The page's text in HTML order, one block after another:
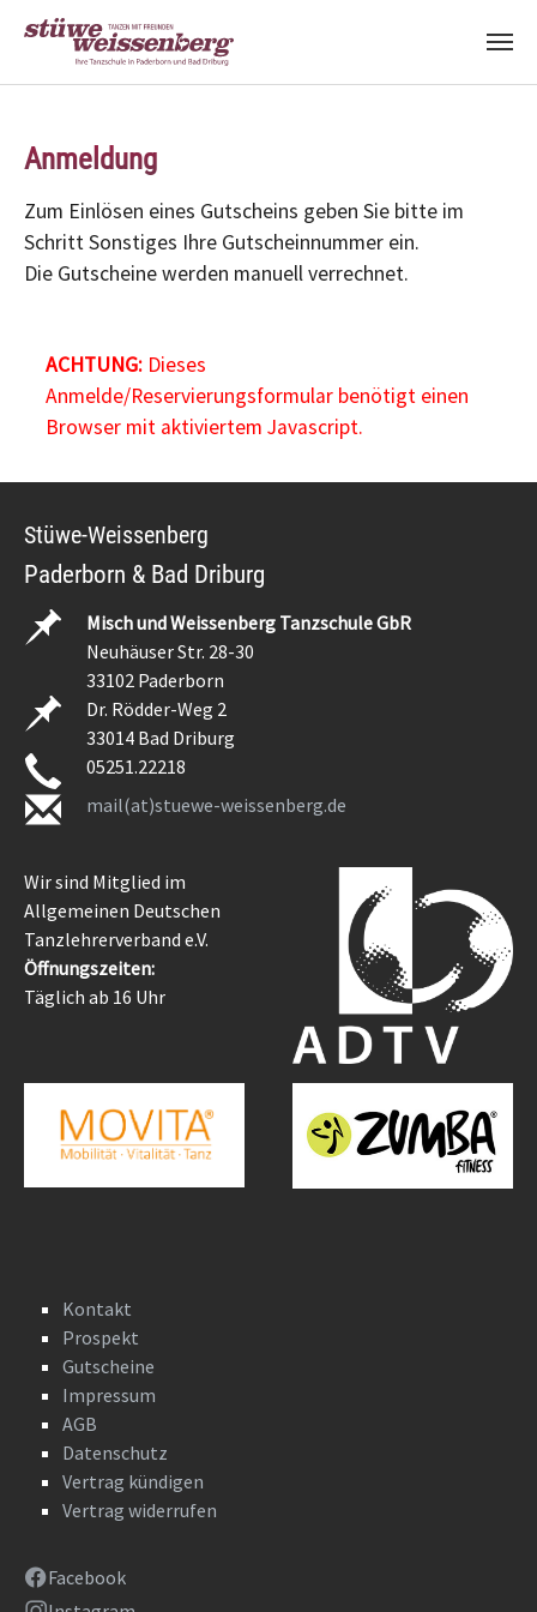
Anmeldung
Zum Einlösen eines Gutscheins geben Sie bitte im
Schritt Sonstiges Ihre Gutscheinnummer ein.
Die Gutscheine werden manuell verrechnet.
ACHTUNG:Dieses
Anmelde/Reservierungsformular benötigt einen
Browser mit aktiviertem Javascript.
Stüwe-Weissenberg
Paderborn & Bad Driburg
Misch und Weissenberg Tanzschule GbR
Neuhäuser Str. 28-30
33102 Paderborn
Dr. Rödder-Weg 2
33014 Bad Driburg
05251.22218
mail(at)stuewe-weissenberg.de
Wir sind Mitglied im
Allgemeinen Deutschen
Tanzlehrerverband e.V.
Öffnungszeiten:
Täglich ab 16 Uhr
Kontakt
Prospekt
Gutscheine
Impressum
AGB
Datenschutz
Vertrag kündigen
Vertrag widerrufen
Facebook